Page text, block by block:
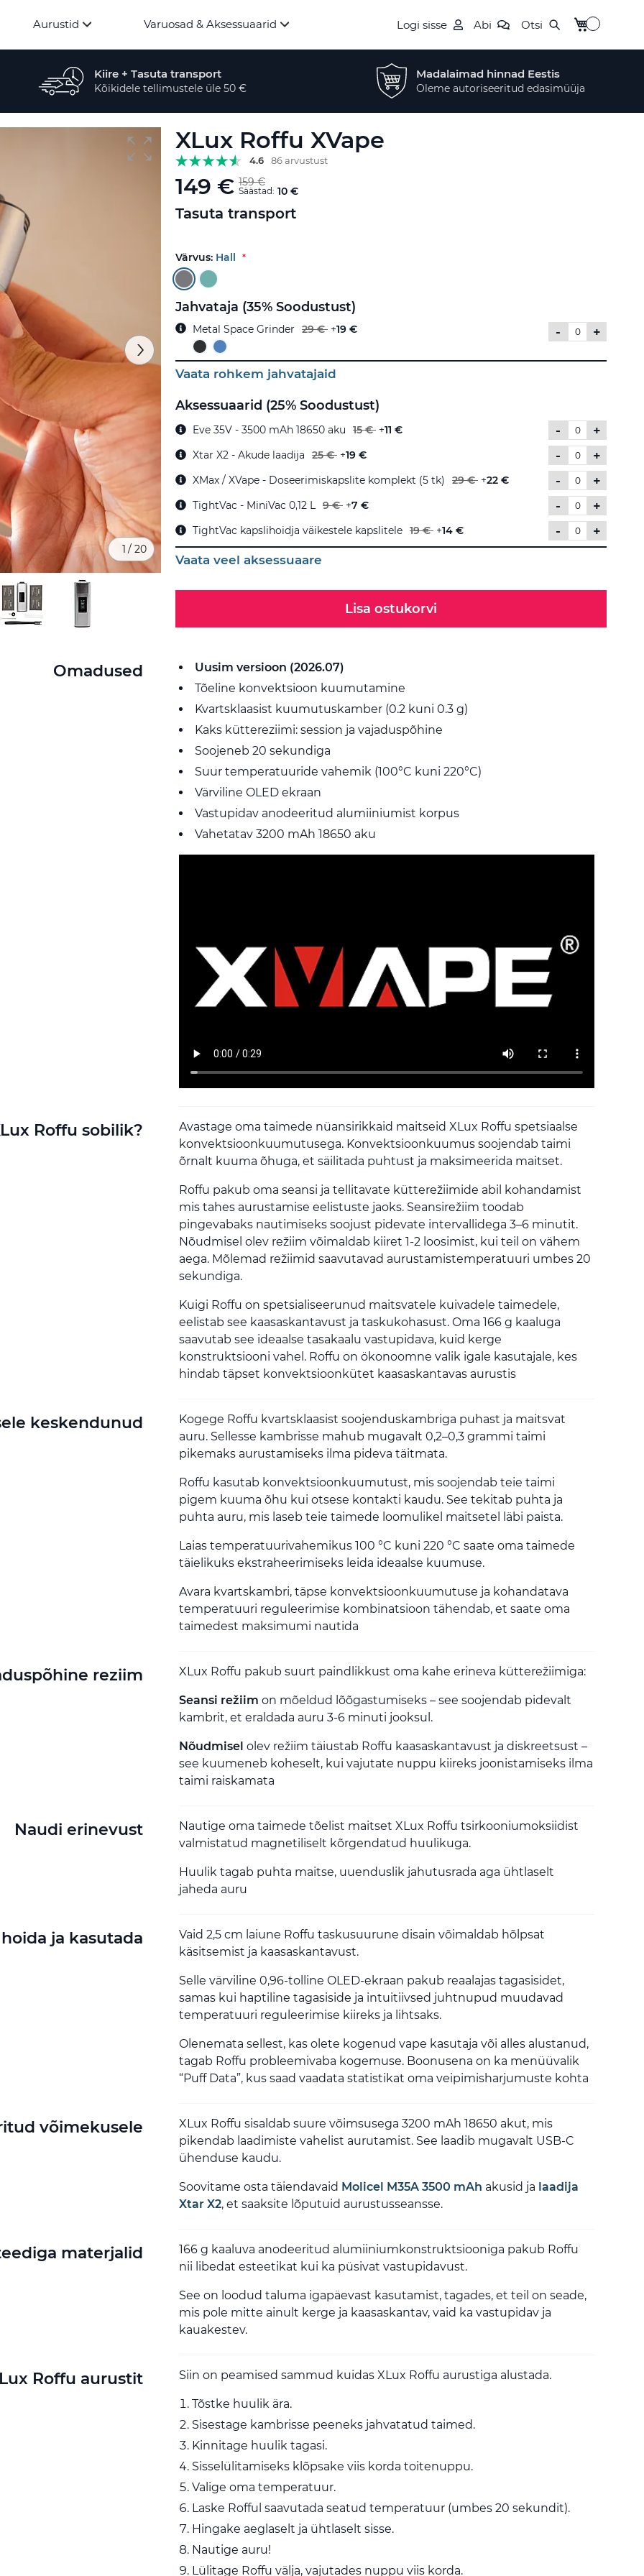
Aurustid Varuosad & Aksessuaarid Logi sisse Abi Otsi Minu
Kiire + Tasuta transport
Kõikidele tellimustele üle 50 €
Madalaimad hinnad Eestis
Oleme autoriseeritud edasimüüja
XLux Roffu XVape
4.6 86 arvustust
149 € 159 €
Säästad: 10 €
Tasuta transport
Värvus: Hall
Jahvataja (35% Soodustust)
-
+
Metal Space Grinder 29 € +19 €
Vaata rohkem jahvatajaid
Aksessuaarid (25% Soodustust)
-
+
Eve 35V - 3500 mAh 18650 aku 15 € +11 €
- +
Xtar X2 - Akude laadija 25 € +19 €
- +
XMax / XVape - Doseerimiskapslite komplekt (5 tk) 29 € +22 €
- +
TightVac - MiniVac 0,12 L 9 € +7 €
- +
TightVac kapslihoidja väikestele kapslitele 19 € +14 €
Vaata veel aksessuaare
Lisa ostukorvi
1 / 20
Omadused
Uusim versioon (2026.07)
Tõeline konvektsioon kuumutamine
Kvartsklaasist kuumutuskamber (0.2 kuni 0.3 g)
Kaks küttereziimi: session ja vajaduspõhine
Soojeneb 20 sekundiga
Suur temperatuuride vahemik (100°C kuni 220°C)
Värviline OLED ekraan
Vastupidav anodeeritud alumiiniumist korpus
Vahetatav 3200 mAh 18650 aku
Roffu sobilik?
Avastage oma taimede nüansirikkaid maitseid XLux Roffu spetsiaalse
konvektsioonkuumutusega. Konvektsioonkuumus soojendab taimi
õrnalt kuuma õhuga, et säilitada puhtust ja maksimeerida maitset.
Roffu pakub oma seansi ja tellitavate kütterežiimide abil kohandamist
mis tahes aurustamise eelistuste jaoks. Seansirežiim toodab
pingevabaks nautimiseks soojust pidevate intervallidega 3–6 minutit.
Nõudmisel olev režiim võimaldab kiiret 1-2 loosimist, kui teil on vähem
aega. Mõlemad režiimid saavutavad aurustamistemperatuuri umbes 20
sekundiga.
Kuigi Roffu on spetsialiseerunud maitsvatele kuivadele taimedele,
eelistab see kaasaskantavust ja taskukohasust. Oma 166 g kaaluga
saavutab see ideaalse tasakaalu vastupidava, kuid kerge
konstruktsiooni vahel. Roffu on ökonoomne valik igale kasutajale, kes
hindab täpset konvektsioonkütet kaasaskantavas aurustis
keskendunud
Kogege Roffu kvartsklaasist soojenduskambriga puhast ja maitsvat
auru. Sellesse kambrisse mahub mugavalt 0,2–0,3 grammi taimi
pikemaks aurustamiseks ilma pideva täitmata.
Roffu kasutab konvektsioonkuumutust, mis soojendab teie taimi
pigem kuuma õhu kui otsese kontakti kaudu. See tekitab puhta ja
puhta auru, mis laseb teie taimede loomulikel maitsetel läbi paista.
Laias temperatuurivahemikus 100 °C kuni 220 °C saate oma taimede
täielikuks ekstraheerimiseks leida ideaalse kuumuse.
Avara kvartskambri, täpse konvektsioonkuumutuse ja kohandatava
temperatuuri reguleerimise kombinatsioon tähendab, et saate oma
taimedest maksimumi nautida
reziim XLux Roffu pakub suurt paindlikkust oma kahe erineva kütterežiimiga:
Seansi režiim on mõeldud lõõgastumiseks – see soojendab pidevalt
kambrit, et eraldada auru 3-6 minuti jooksul.
Nõudmisel olev režiim täiustab Roffu kaasaskantavust ja diskreetsust –
see kuumeneb koheselt, kui vajutate nuppu kiireks joonistamiseks ilma
taimi raiskamata
Naudi erinevust
Nautige oma taimede tõelist maitset XLux Roffu tsirkooniumoksiidist
valmistatud magnetiliselt kõrgendatud huulikuga.
Huulik tagab puhta maitse, uuenduslik jahutusrada aga ühtlaselt
jaheda auru
ja kasutada
Vaid 2,5 cm laiune Roffu taskusuurune disain võimaldab hõlpsat
käsitsemist ja kaasaskantavust.
Selle värviline 0,96-tolline OLED-ekraan pakub reaalajas tagasisidet,
samas kui haptiline tagasiside ja intuitiivsed juhtnupud muudavad
temperatuuri reguleerimise kiireks ja lihtsaks.
Olenemata sellest, kas olete kogenud vape kasutaja või alles alustanud,
tagab Roffu probleemivaba kogemuse. Boonusena on ka menüüvalik
“Puff Data”, kus saad vaadata statistikat oma veipimisharjumuste kohta
võimekusele
XLux Roffu sisaldab suure võimsusega 3200 mAh 18650 akut, mis
pikendab laadimiste vahelist aurutamist. See laadib mugavalt USB-C
ühenduse kaudu.
Soovitame osta täiendavaid Molicel M35A 3500 mAh akusid ja laadija
Xtar X2, et saaksite lõputuid aurustusseansse.
materjalid
166 g kaaluva anodeeritud alumiiniumkonstruktsiooniga pakub Roffu
nii libedat esteetikat kui ka püsivat vastupidavust.
See on loodud taluma igapäevast kasutamist, tagades, et teil on seade,
mis pole mitte ainult kerge ja kaasaskantav, vaid ka vastupidav ja
kauakestev.
Roffu aurustit Siin on peamised sammud kuidas XLux Roffu aurustiga alustada.
Tõstke huulik ära.
Sisestage kambrisse peeneks jahvatatud taimed.
Kinnitage huulik tagasi.
Sisselülitamiseks klõpsake viis korda toitenuppu.
Valige oma temperatuur.
Laske Rofful saavutada seatud temperatuur (umbes 20 sekundit).
Hingake aeglaselt ja ühtlaselt sisse.
Nautige auru!
Lülitage Roffu välja, vajutades nuppu viis korda.